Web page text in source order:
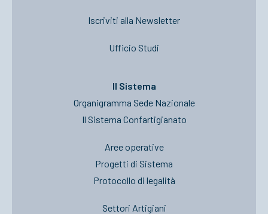
Iscriviti alla Newsletter
Ufficio Studi
Il Sistema
Organigramma Sede Nazionale
Il Sistema Confartigianato
Aree operative
Progetti di Sistema
Protocollo di legalità
Settori Artigiani